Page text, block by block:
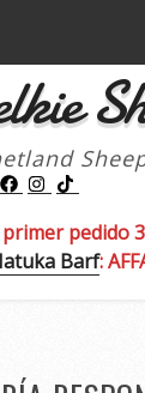
pedido
Barf: